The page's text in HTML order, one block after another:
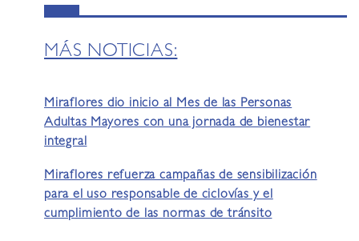
MÁS NOTICIAS:
Miraflores dio inicio al Mes de las Personas
Adultas Mayores con una jornada de bienestar
integral
Miraflores refuerza campañas de sensibilización
para el uso responsable de ciclovías y el
cumplimiento de las normas de tránsito